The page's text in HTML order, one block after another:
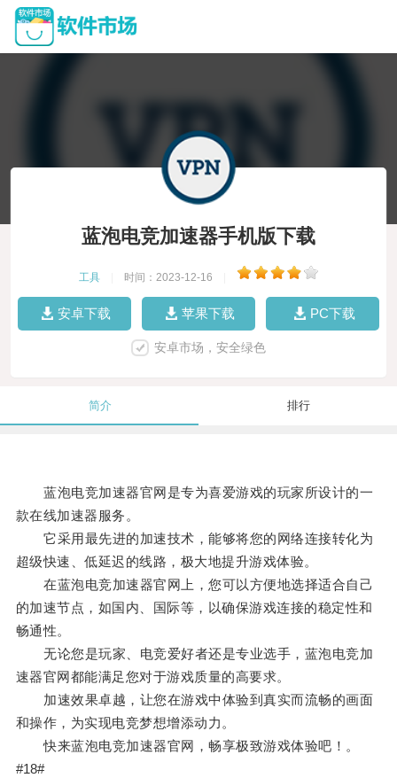
蓝泡电竞加速器手机版下载
工具 时间：2023-12-16
安卓下载 苹果下载 PC下载
安卓市场，安全绿色
简介 排行
蓝泡电竞加速器官网是专为喜爱游戏的玩家所设计的一
款在线加速器服务。
它采用最先进的加速技术，能够将您的网络连接转化为
超级快速、低延迟的线路，极大地提升游戏体验。
在蓝泡电竞加速器官网上，您可以方便地选择适合自己
的加速节点，如国内、国际等，以确保游戏连接的稳定性和
畅通性。
无论您是玩家、电竞爱好者还是专业选手，蓝泡电竞加
速器官网都能满足您对于游戏质量的高要求。
加速效果卓越，让您在游戏中体验到真实而流畅的画面
和操作，为实现电竞梦想增添动力。
快来蓝泡电竞加速器官网，畅享极致游戏体验吧！。
#18#